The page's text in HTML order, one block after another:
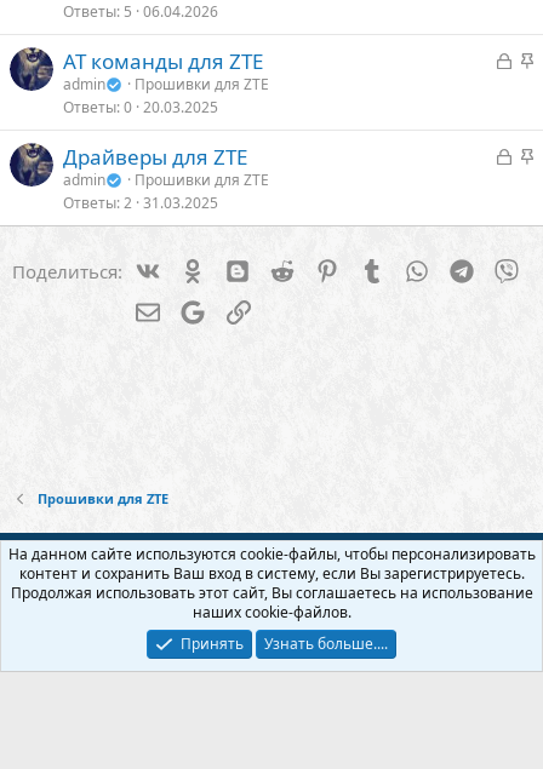
Ответы 5 06.04.2026
З
р
ы
З
р
е
AT команды для ZTE
admin
Прошивки для ZTE
Ответы 0 20.03.2025
З
р
ы
т
З
р
Драйверы для ZTE
admin
Прошивки для ZTE
Ответы 2 31.03.2025
Поделиться: Vk Ok BloggerReddit PinterestTumblr WhatsApp
Электронная почта
GoogleСсылка
Прошивки для ZTE
Русский (RU)
Обратная связь
Условия и правила
Политика конфиденциальности
Помощь
Прошивки и модификации для usb модема и wi-fi роутера - Бесплатно!
На данном сайте используются cookie-файлы, чтобы персонализировать
контент и сохранить Ваш вход в систему, если Вы зарегистрируетесь.
Продолжая использовать этот сайт, Вы соглашаетесь на использование
наших cookie-файлов.
Принять
Узнать больше....